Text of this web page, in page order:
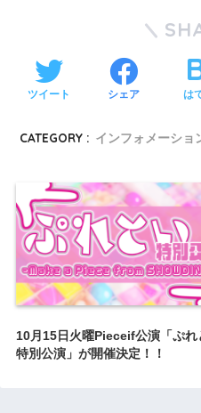
ツイート シェア は
CATEGORY : インフォメーショ
10月15日火曜Pieceif公演「ぷれ
特別公演」が開催決定！！